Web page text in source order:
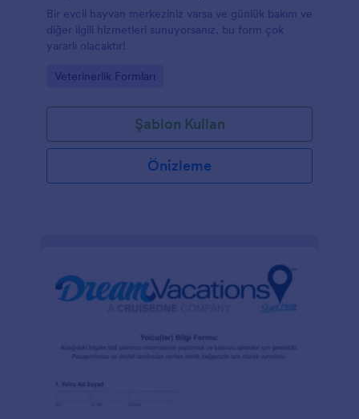
Bir evcil hayvan merkeziniz varsa ve günlük bakım ve
diğer ilgili hizmetleri sunuyorsanız, bu form çok
yararlı olacaktır!
Go to Category:
Veterinerlik Formları
Şablon Kullan
Önizleme